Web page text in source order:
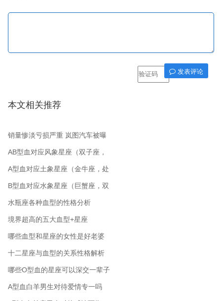
发表评论
本文相关推荐
销量惨淡亏损严重 岚图汽车被曝
裁员 从公司起名角度分析
AB型血对应风象星座（双子座，
水瓶座，天秤座）
A型血对应土象星座（金牛座，处
女座，摩羯座）
B型血对应水象星座（巨蟹座，双
鱼座，天蝎座）
水瓶座各种血型的性格分析
境界超高的五大血型+星座
哪些血型和星座的女性是好老婆
十二星座与血型的关系性格解析
哪些O型血的星座可以深交一辈子
A型血白羊男生对待爱情专一吗